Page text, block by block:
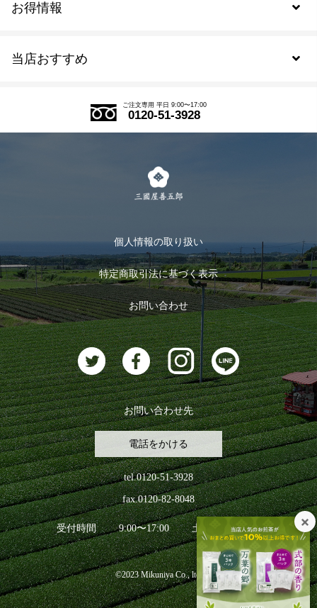
当店おすすめ
式部の香りシリーズ
お茶のギフト
おすすめのお茶
お茶に合うスイーツ
お得情報
会員規約について
ログイン
ログアウト
ご注文専用 平日 9:00〜17:00
0120-51-3928
個人情報の取り扱い
特定商取引法に基づく表示
お問い合わせ
お問い合わせ先
電話をかける
tel.0120-51-3928
fax.0120-82-8048
受付時間 9:00〜17:00 土日祝日を除く
©2023 Mikuniya Co., ltd.